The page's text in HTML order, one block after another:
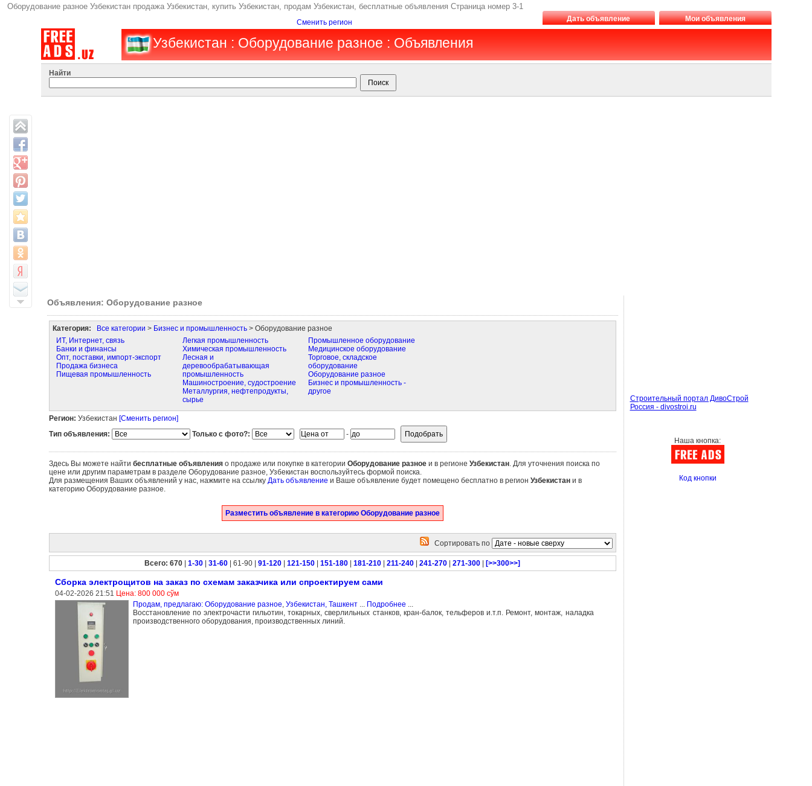
Оборудование разное Узбекистан продажа Узбекистан, купить Узбекистан, продам Узбекистан, бесплатные объявления Страница номер 3-1
Сменить регион Дать объявление Мои объявления
Узбекистан : Оборудование разное : Объявления
Найти
Объявления: Оборудование разное
Категория: Все категории > Бизнес и промышленность> Оборудование разное
ИТ, Интернет, связь
Банки и финансы
Опт, поставки, импорт-экспорт
Продажа бизнеса
Пищевая промышленность
Легкая промышленность
Химическая промышленность
Лесная и
деревообрабатывающая
промышленность
Машиностроение, судостроение
Металлургия, нефтепродукты,
сырье
Промышленное оборудование
Медицинское оборудование
Торговое, складское
оборудование
Оборудование разное
Бизнес и промышленность -
другое
Регион: Узбекистан [Сменить регион]
Тип объявления:
Только с фото?: -
Здесь Вы можете найти бесплатные объявленияо продаже или покупке в категории Оборудование разноеи в регионе Узбекистан. Для уточнения поиска по
цене или другим параметрам в разделе Оборудование разное, Узбекистан воспользуйтесь формой поиска.
Для размещения Ваших объявлений у нас, нажмите на ссылку Дать объявление и Ваше объявление будет помещено бесплатно в регион Узбекистани в
категорию Оборудование разное.
Разместить объявление в категорию Оборудование разное
Сортировать по
Всего: 670 1-30 31-60 | 61-90 | 91-120 121-150 151-180 181-210 211-240 241-270 271-300 [>>300>>]
Сборка электрощитов на заказ по схемам заказчика или спроектируем сами
04-02-2026 21:51 Цена: 800 000 сўм
Продам, предлагаю: Оборудование разное, Узбекистан, Ташкент... Подробнее ...
Восстановление по электрочасти гильотин, токарных, сверлильных станков, кран-балок, тельферов и.т.п. Ремонт, монтаж, наладка
производственного оборудования, производственных линий.
Строительный портал ДивоСтрой
Россия - divostroi.ru
Наша кнопка:
Код кнопки